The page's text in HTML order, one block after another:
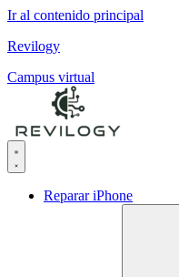
Ir al contenido principal
Revilogy
Campus virtual
Reparar iPhone